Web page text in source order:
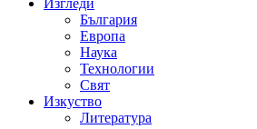
Изгледи
България
Европа
Наука
Технологии
Свят
Изкуство
Литература